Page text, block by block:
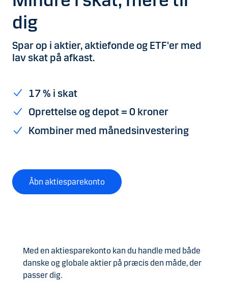
dig
Spar op i aktier, aktiefonde og ETF'er med
lav skat på afkast.
17 % i skat
Oprettelse og depot = 0 kroner
Kombiner med månedsinvestering
Åbn aktiesparekonto
Med en aktiesparekonto kan du handle med både
danske og globale aktier på præcis den måde, der
passer dig.